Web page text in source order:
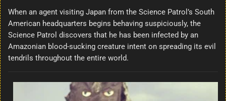
When an agent visiting Japan from the Science Patrol’s South
American headquarters begins behaving suspiciously, the
Science Patrol discovers that he has been infected by an
Amazonian blood-sucking creature intent on spreading its evil
tendrils throughout the entire world.